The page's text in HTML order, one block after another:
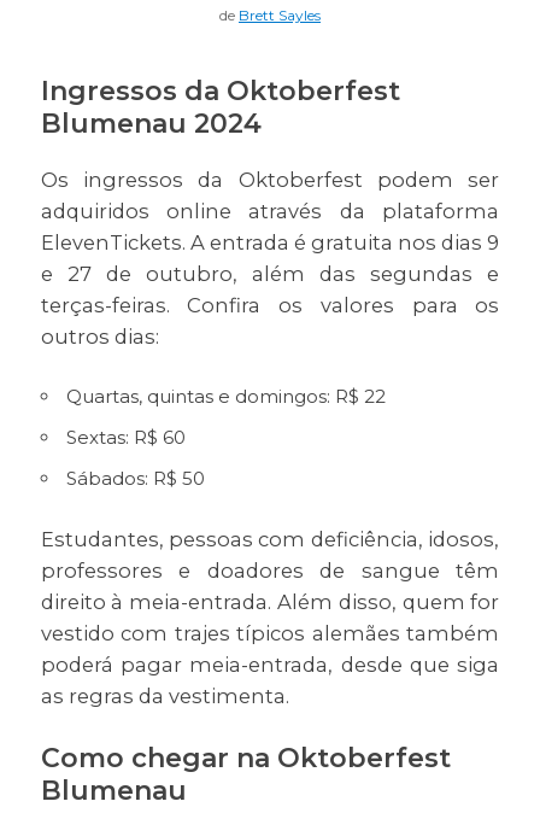
de Brett Sayles
Ingressos da Oktoberfest
Blumenau 2024
Os ingressos da Oktoberfest podem ser
adquiridos online através da plataforma
ElevenTickets. A entrada é gratuita nos dias 9
e 27 de outubro, além das segundas e
terças-feiras. Confira os valores para os
outros dias:
Quartas, quintas e domingos: R$ 22
Sextas: R$ 60
Sábados: R$ 50
Estudantes, pessoas com deficiência, idosos,
professores e doadores de sangue têm
direito à meia-entrada. Além disso, quem for
vestido com trajes típicos alemães também
poderá pagar meia-entrada, desde que siga
as regras da vestimenta.
Como chegar na Oktoberfest
Blumenau